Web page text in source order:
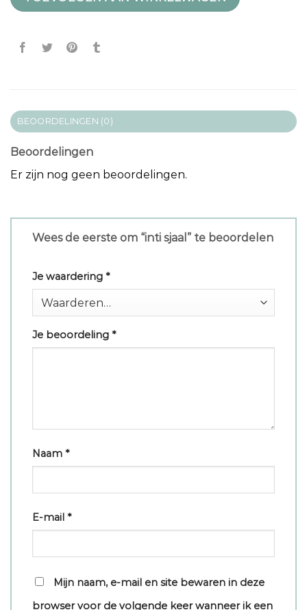
BEOORDELINGEN (0)
Beoordelingen
Er zijn nog geen beoordelingen.
Wees de eerste om “inti sjaal” te beoordelen
Je waardering *
Je beoordeling *
Naam *
E-mail *
Mijn naam, e-mail en site bewaren in deze
browser voor de volgende keer wanneer ik een